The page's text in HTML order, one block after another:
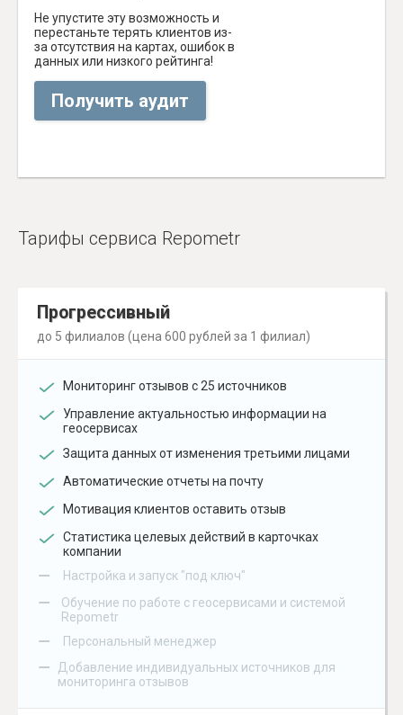
Не упустите эту возможность и
перестаньте терять клиентов из-
за отсутствия на картах, ошибок в
данных или низкого рейтинга!
Получить аудит
Тарифы сервиса Repometr
Прогрессивный
до 5 филиалов (цена 600 рублей за 1 филиал)
Мониторинг отзывов с 25 источников
Управление актуальностью информации на
геосервисах
Защита данных от изменения третьими лицами
Автоматические отчеты на почту
Мотивация клиентов оставить отзыв
Статистика целевых действий в карточках
компании
– Настройка и запуск "под ключ"
–
Обучение по работе с геосервисами и системой
Repometr
– Персональный менеджер
–
Добавление индивидуальных источников для
мониторинга отзывов